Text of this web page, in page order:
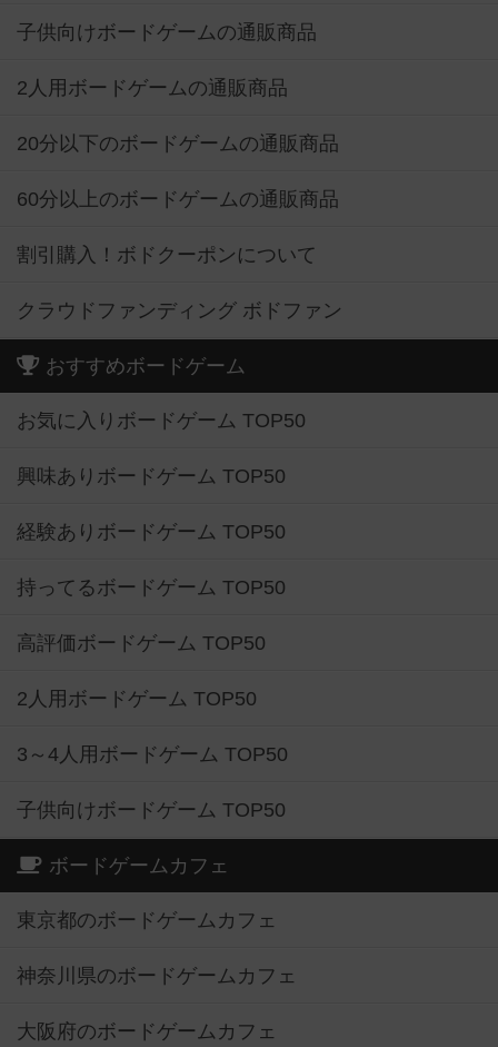
子供向けボードゲームの通販商品
2人用ボードゲームの通販商品
20分以下のボードゲームの通販商品
60分以上のボードゲームの通販商品
割引購入！ボドクーポンについて
クラウドファンディング ボドファン
おすすめボードゲーム
お気に入りボードゲーム TOP50
興味ありボードゲーム TOP50
経験ありボードゲーム TOP50
持ってるボードゲーム TOP50
高評価ボードゲーム TOP50
2人用ボードゲーム TOP50
3～4人用ボードゲーム TOP50
子供向けボードゲーム TOP50
ボードゲームカフェ
東京都のボードゲームカフェ
神奈川県のボードゲームカフェ
大阪府のボードゲームカフェ